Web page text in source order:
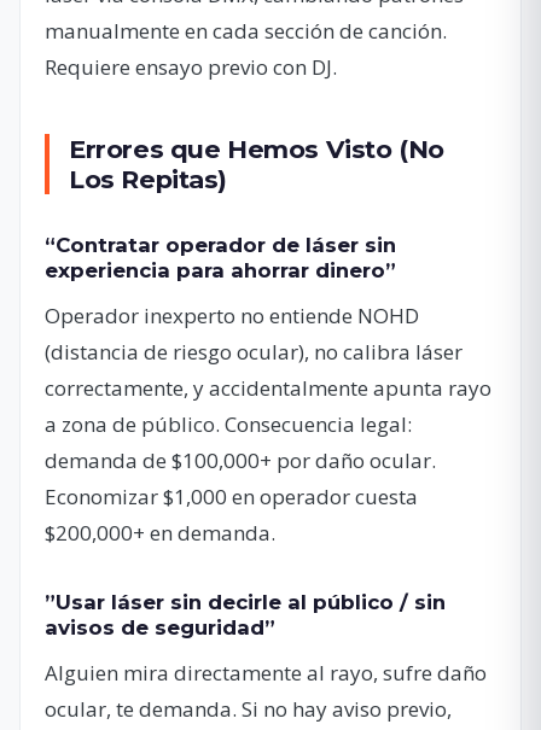
manualmente en cada sección de canción.
Requiere ensayo previo con DJ.
Errores que Hemos Visto (No
Los Repitas)
“Contratar operador de láser sin
experiencia para ahorrar dinero”
Operador inexperto no entiende NOHD
(distancia de riesgo ocular), no calibra láser
correctamente, y accidentalmente apunta rayo
a zona de público. Consecuencia legal:
demanda de $100,000+ por daño ocular.
Economizar $1,000 en operador cuesta
$200,000+ en demanda.
”Usar láser sin decirle al público / sin
avisos de seguridad”
Alguien mira directamente al rayo, sufre daño
ocular, te demanda. Si no hay aviso previo,